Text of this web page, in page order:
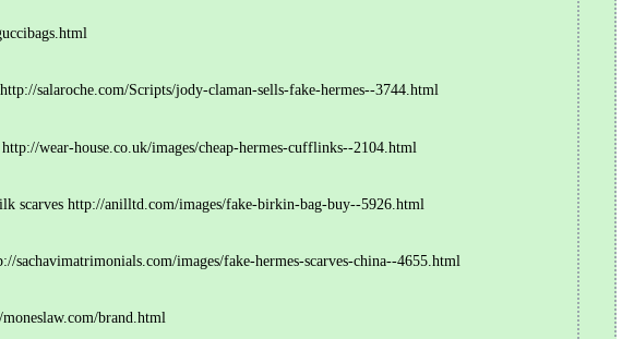
salaroche.com/Scripts/jody-claman-sells-fake-hermes--3744.html
wear-house.co.uk/images/cheap-hermes-cufflinks--2104.html
scarves http://anilltd.com/images/fake-birkin-bag-buy--5926.html
images/fake-hermes-scarves-china--4655.html
brand.html